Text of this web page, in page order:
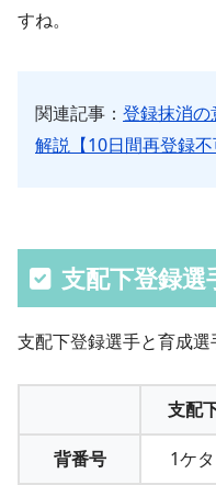
すね。
関連記事： 登録抹消の
解説【10日間再登録不
支配下登録
支配下登録選手と育成選
支配
背番号 1ケ